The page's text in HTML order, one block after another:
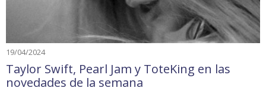
19/04/2024
Taylor Swift, Pearl Jam y ToteKing en las
novedades de la semana